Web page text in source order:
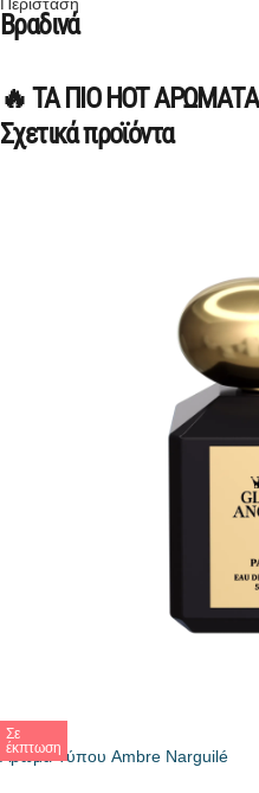
Περίσταση
Βραδινά
🔥 ΤΑ ΠΙΟ HOT ΑΡΩΜΑΤΑ
Σχετικά προϊόντα
Σε
έκπτωση
Άρωμα Τύπου Ambre Narguilé